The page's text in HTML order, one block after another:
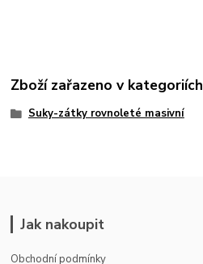
Zboží zařazeno v kategoriích
Suky-zátky rovnoleté masivní
Jak nakoupit
Obchodní podmínky